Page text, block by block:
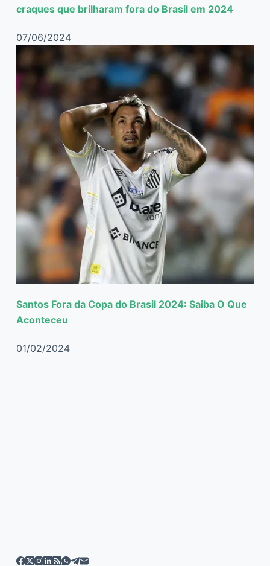
craques que brilharam fora do Brasil em 2024
07/06/2024
Santos Fora da Copa do Brasil 2024: Saiba O Que
Aconteceu
01/02/2024